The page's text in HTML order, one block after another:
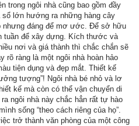
trong ngôi nhà cũng bao gồm đầy
lớn hướng ra những hàng cây
nhưng đáng để mơ ước. Để sở hữu
tuần để xây dựng. Kích thước và
nơi và giá thành thì chắc chắn sẽ
rõ ràng là một ngôi nhà hoàn hảo
tiện dụng và đẹp mắt. Thiết kế
tượng”! Ngôi nhà bé nhỏ và lơ
kế mà còn có thể vận chuyển di
ngôi nhà này chắc hẳn rất tự hào
sống “theo cách riêng của họ”.
trở thành văn phòng của một công